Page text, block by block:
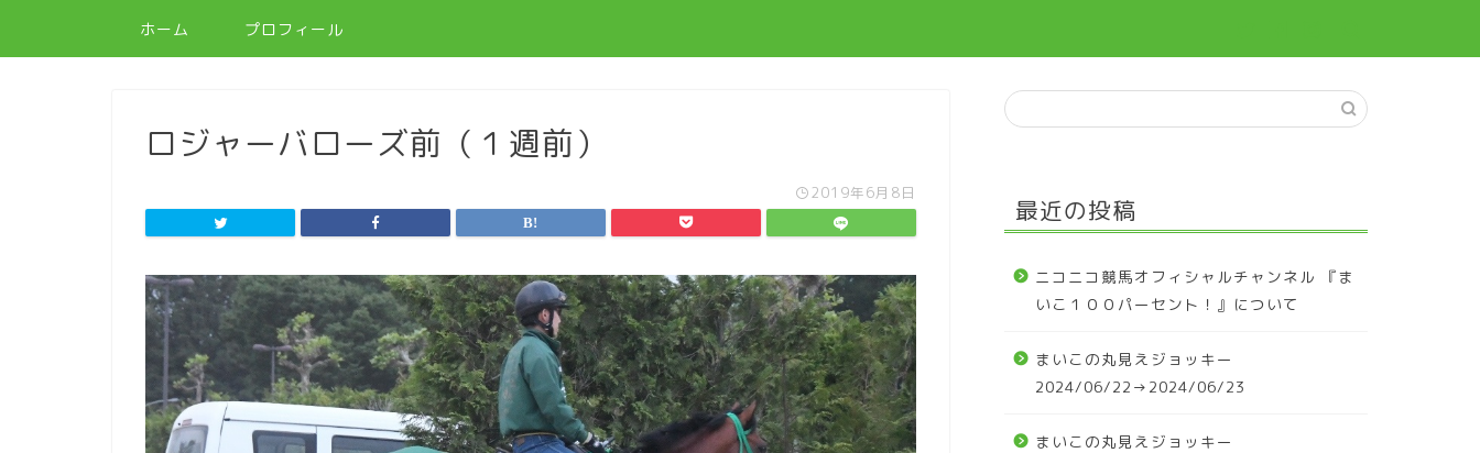
ホーム プロフィール
ロジャーバローズ前（１週前）
2019年6月8日
最近の投稿
ニコニコ競馬オフィシャルチャンネル 『ま
いこ１００パーセント！』について
まいこの丸見えジョッキー
2024/06/22→2024/06/23
まいこの丸見えジョッキー